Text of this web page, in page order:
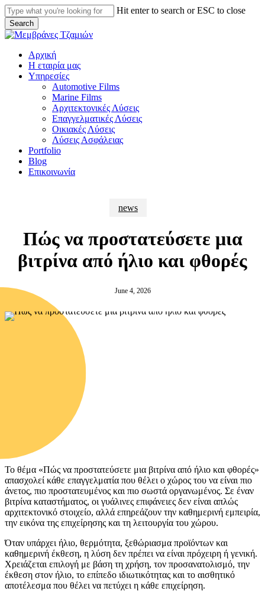
Skip
to
main
content
Hit enter to search or ESC to close
Search
Close
Menu
Αρχική
Η εταιρία μας
Υπηρεσίες
Automotive Films
Marine Films
Αρχιτεκτονικές Λύσεις
Επαγγελματικές Λύσεις
Οικιακές Λύσεις
Λύσεις Ασφάλειας
Portfolio
Blog
Επικοινωνία
news
Πώς να προστατεύσετε μια
βιτρίνα από ήλιο και φθορές
June 4, 2026
Το θέμα «Πώς να προστατεύσετε μια βιτρίνα από ήλιο και φθορές»
απασχολεί κάθε επαγγελματία που θέλει ο χώρος του να είναι πιο
άνετος, πιο προστατευμένος και πιο σωστά οργανωμένος. Σε έναν
βιτρίνα καταστήματος, οι γυάλινες επιφάνειες δεν είναι απλώς
αρχιτεκτονικό στοιχείο, αλλά επηρεάζουν την καθημερινή εμπειρία,
την εικόνα της επιχείρησης και τη λειτουργία του χώρου.
Όταν υπάρχει ήλιο, θερμότητα, ξεθώριασμα προϊόντων και
καθημερινή έκθεση, η λύση δεν πρέπει να είναι πρόχειρη ή γενική.
Χρειάζεται επιλογή με βάση τη χρήση, τον προσανατολισμό, την
έκθεση στον ήλιο, το επίπεδο ιδιωτικότητας και το αισθητικό
αποτέλεσμα που θέλει να πετύχει η κάθε επιχείρηση.